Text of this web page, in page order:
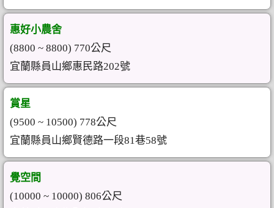
惠好小農舍
(8800 ~ 8800) 770公尺
宜蘭縣員山鄉惠民路202號
賞星
(9500 ~ 10500) 778公尺
宜蘭縣員山鄉賢德路一段81巷58號
覺空間
(10000 ~ 10000) 806公尺